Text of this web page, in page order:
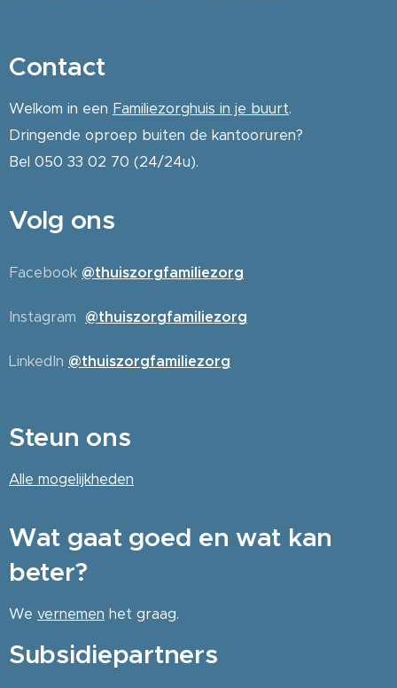
Contact
Welkom in een Familiezorghuis in je buurt.
Dringende oproep buiten de kantooruren?
Bel 050 33 02 70 (24/24u).
Volg ons
Facebook @thuiszorgfamiliezorg
Instagram @thuiszorgfamiliezorg
LinkedIn @thuiszorgfamiliezorg
Steun ons
Alle mogelijkheden
Wat gaat goed en wat kan
beter?
We vernemen het graag.
Subsidiepartners